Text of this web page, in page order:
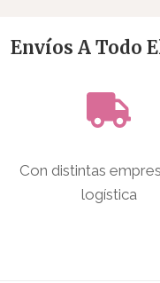
Envíos A Todo
Con distintas
logística